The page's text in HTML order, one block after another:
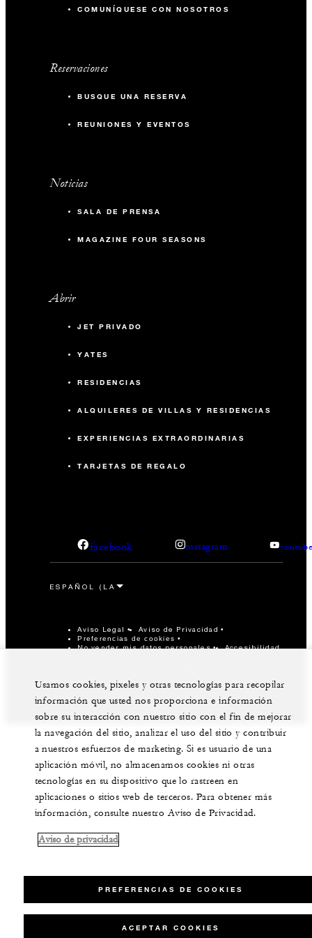
COMUNÍQUESE CON NOSOTROS
Reservaciones
BUSQUE UNA RESERVA
REUNIONES Y EVENTOS
Noticias
SALA DE PRENSA
MAGAZINE FOUR SEASONS
Abrir
JET PRIVADO
YATES
RESIDENCIAS
ALQUILERES DE VILLAS Y RESIDENCIAS
EXPERIENCIAS EXTRAORDINARIAS
TARJETAS DE REGALO
facebook instagram
Aviso Legal Aviso de Privacidad
Preferencias de cookies
No vender mis datos personales Accesibilidad
reservados.
Usamos cookies, pixeles y otras tecnologías para recopilar
información que usted nos proporciona e información
sobre su interacción con nuestro sitio con el fin de mejorar
la navegación del sitio, analizar el uso del sitio y contribuir
a nuestros esfuerzos de marketing. Si es usuario de una
aplicación móvil, no almacenamos cookies ni otras
tecnologías en su dispositivo que lo rastreen en
aplicaciones o sitios web de terceros. Para obtener más
información, consulte nuestro Aviso de Privacidad.
Aviso de privacidad
PREFERENCIAS DE COOKIES
ACEPTAR COOKIES